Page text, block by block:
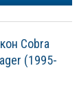
Cobra
(1995-